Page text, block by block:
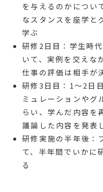
を与えるのかについ
なスタンスを座学と
学ぶ
研修2日目：学生時
いて、実例を交えな
仕事の評価は相手が
研修3日目：1〜2日
ミュレーションやグ
らい、学んだ内容を
議論した内容を発表
研修実施の半年後：
て、半年間でいかに
る